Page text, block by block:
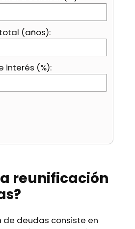
(años):
interés (%):
reunificación
de deudas consiste en